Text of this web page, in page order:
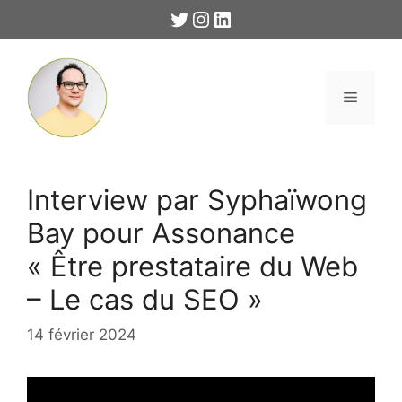
contenu
Twitter
Instagram
LinkedIn
Menu
Interview par Syphaïwong
Bay pour Assonance
« Être prestataire du Web
– Le cas du SEO »
14 février 2024